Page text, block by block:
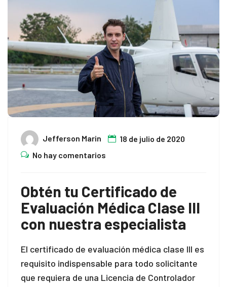
Jefferson Marin
18 de julio de 2020
No hay comentarios
Obtén tu Certificado de
Evaluación Médica Clase III
con nuestra especialista
El certificado de evaluación médica clase III es
requisito indispensable para todo solicitante
que requiera de una Licencia de Controlador